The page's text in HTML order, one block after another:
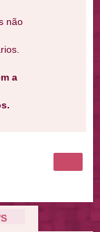
não
a